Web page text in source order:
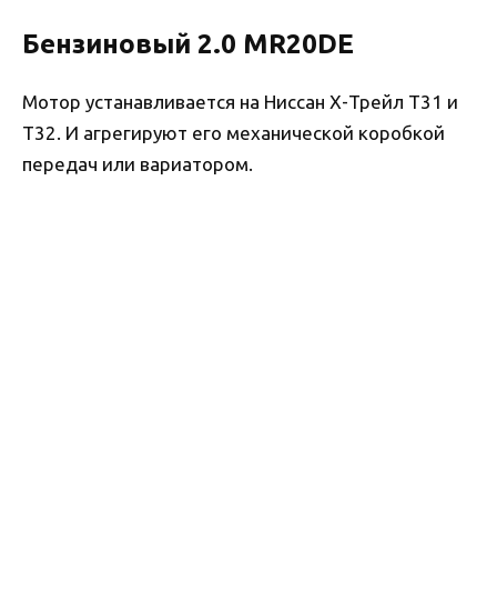
Бензиновый 2.0 MR20DE
Мотор устанавливается на Ниссан Х-Трейл Т31 и
Т32. И агрегируют его механической коробкой
передач или вариатором.